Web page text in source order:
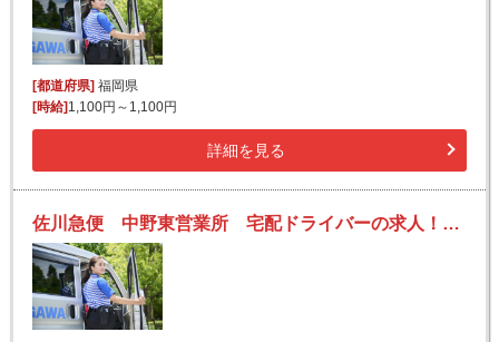
[都道府県]福岡県
[時給]1,100円～1,100円
詳細を見る
佐川急便 中野東営業所 宅配ドライバーの求人！未経験歓迎！先輩たちがサポートします♪